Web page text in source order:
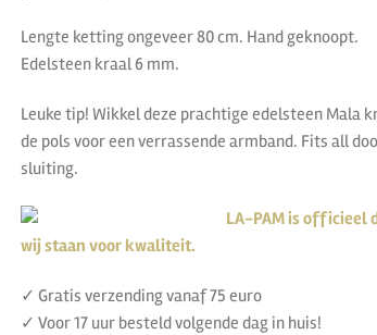
Lengte ketting ongeveer 80 cm. Hand geknoopt.
Edelsteen kraal 6 mm.
Leuke tip! Wikkel deze prachtige edelsteen Mala
de pols voor een verrassende armband. Fits all
sluiting.
LA-PAM is officieel
wij staan voor kwaliteit.
✓ Gratis verzending vanaf 75 euro
✓ Voor 17 uur besteld volgende dag in huis!